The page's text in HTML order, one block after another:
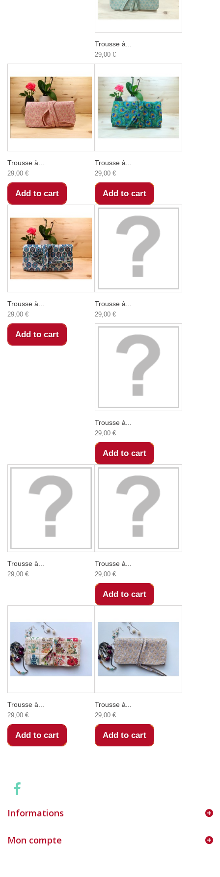
Trousse à...
29,00 €
Trousse à...
29,00 €
Add to cart
Trousse à...
29,00 €
Add to cart
Trousse à...
29,00 €
Add to cart
Trousse à...
29,00 €
Trousse à...
29,00 €
Add to cart
Trousse à...
29,00 €
Trousse à...
29,00 €
Add to cart
Trousse à...
29,00 €
Add to cart
Trousse à...
29,00 €
Add to cart
Informations
Mon compte